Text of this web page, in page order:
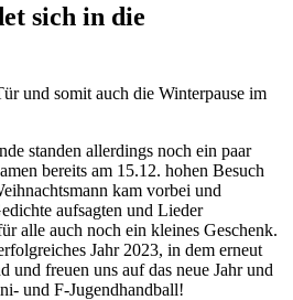
sich in die
und somit auch die Winterpause im
standen allerdings noch ein paar
bereits am 15.12. hohen Besuch
kam vorbei und
aufsagten und Lieder
alle auch noch ein kleines Geschenk.
Jahr 2023, in dem erneut
und freuen uns auf das neue Jahr und
und F-Jugendhandball!